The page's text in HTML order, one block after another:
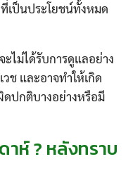
เป็นประโยชน์ทั้งหมด
ไม่ได้รับการดูแลอย่าง
ช และอาจทำให้เกิด
ปกติบางอย่างหรือมี
ห์ ? หลังทราบ